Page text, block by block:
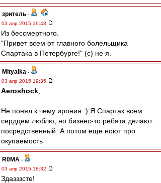
зpитель -
03 апр 2015 19:48
Из бессмертного.
"Привет всем от главного болельщика
Спартака в Петербурге!" (с) не я.
Mityaika -
03 апр 2015 19:35
Aeroshock
Не понял к чему ирония :) Я Спартак всем
сердцем люблю, но бизнес-то ребята делают
посредственный. А потом еще ноют про
окупаемость
R0MA -
03 апр 2015 18:32
Здазззсте!